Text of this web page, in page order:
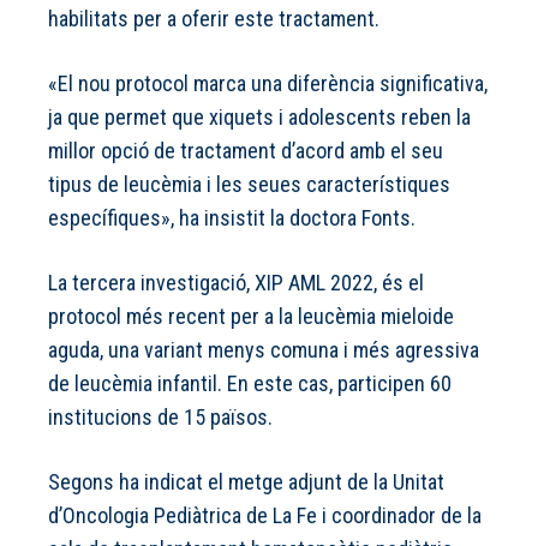
habilitats per a oferir este tractament.
«El nou protocol marca una diferència significativa,
ja que permet que xiquets i adolescents reben la
millor opció de tractament d’acord amb el seu
tipus de leucèmia i les seues característiques
específiques», ha insistit la doctora Fonts.
La tercera investigació, XIP AML 2022, és el
protocol més recent per a la leucèmia mieloide
aguda, una variant menys comuna i més agressiva
de leucèmia infantil. En este cas, participen 60
institucions de 15 països.
Segons ha indicat el metge adjunt de la Unitat
d’Oncologia Pediàtrica de La Fe i coordinador de la